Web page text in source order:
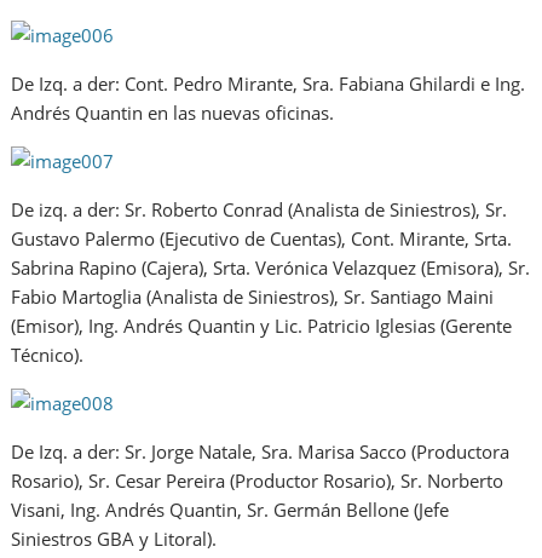
De Izq. a der: Cont. Pedro Mirante, Sra. Fabiana Ghilardi e Ing.
Andrés Quantin en las nuevas oficinas.
De izq. a der: Sr. Roberto Conrad (Analista de Siniestros), Sr.
Gustavo Palermo (Ejecutivo de Cuentas), Cont. Mirante, Srta.
Sabrina Rapino (Cajera), Srta. Verónica Velazquez (Emisora), Sr.
Fabio Martoglia (Analista de Siniestros), Sr. Santiago Maini
(Emisor), Ing. Andrés Quantin y Lic. Patricio Iglesias (Gerente
Técnico).
De Izq. a der: Sr. Jorge Natale, Sra. Marisa Sacco (Productora
Rosario), Sr. Cesar Pereira (Productor Rosario), Sr. Norberto
Visani, Ing. Andrés Quantin, Sr. Germán Bellone (Jefe
Siniestros GBA y Litoral).